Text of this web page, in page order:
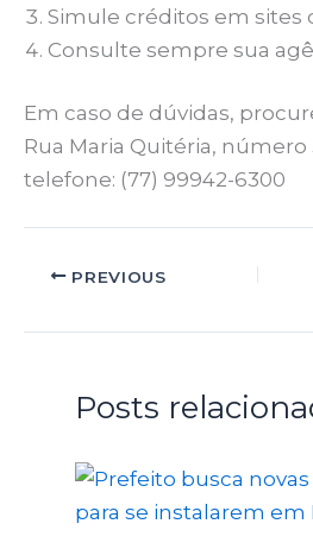
Simule créditos em sites
Consulte sempre sua
Em caso de dúvidas,
Rua Maria Quitéria, número
telefone: (77) 99942-6300
PREVIOUS
Posts